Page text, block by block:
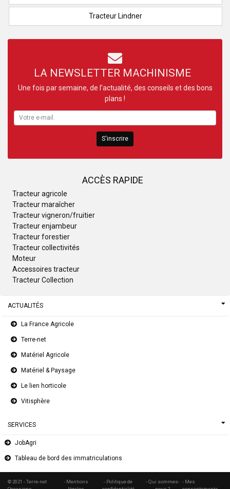
ACCÈS RAPIDE
Tracteur agricole
Tracteur maraîcher
Tracteur vigneron/fruitier
Tracteur enjambeur
Tracteur forestier
Tracteur collectivités
Moteur
Accessoires tracteur
Tracteur Collection
Tracteur Lindner
LA NEWSLETTER MACHINISME
Une fois par semaine, de l’actualité, des conseils et des bons
plans !
S'inscrire
ACTUALITÉS
La France Agricole
Terre-net
Matériel Agricole
Matériel & Paysage
Le lien horticole
Vitisphère
SERVICES
JobAgri
Tableau de bord des immatriculations
© 2021 - Terre-net
- Mentions
- Politique de
- Qui sommes- - Mes